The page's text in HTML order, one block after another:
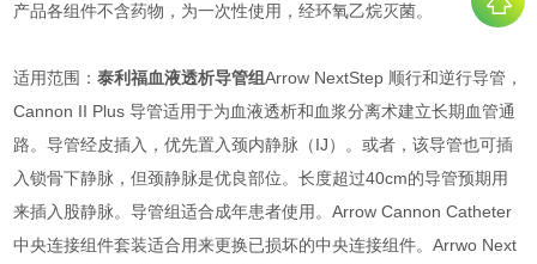
产品各组件不含药物，为一次性使用，经环氧乙烷灭菌。
适用范围：泰利福血液透析导管组Arrow NextStep 顺行和逆行导管，
Cannon II Plus 导管适用于为血液透析和血浆分离术建立长期血管通
路。导管经皮插入，优先置入颈内静脉（IJ）。或者，该导管也可插
入锁骨下静脉，但颈静脉是优良部位。长度超过40cm的导管预期用
来插入股静脉。导管组适合成年患者使用。Arrow Cannon Catheter
中央连接组件套装适合用来更换已损坏的中央连接组件。Arrwo Next